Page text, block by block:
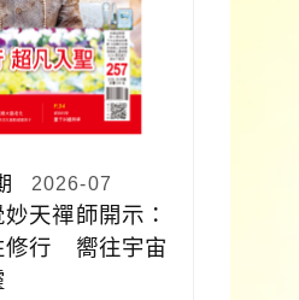
2026-07
天禪師開示：
修行 嚮往宇宙